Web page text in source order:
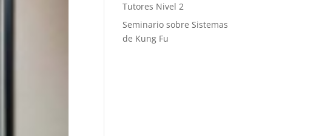
Tutores Nivel 2
Seminario sobre Sistemas
de Kung Fu